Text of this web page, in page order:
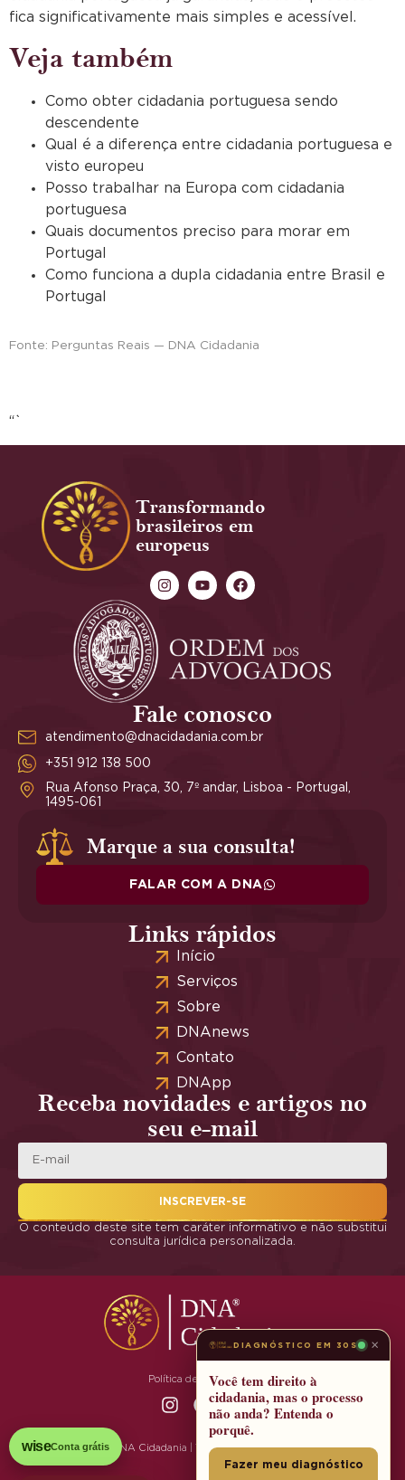
fica significativamente mais simples e acessível.
Veja também
Como obter cidadania portuguesa sendo
descendente
Qual é a diferença entre cidadania portuguesa e
visto europeu
Posso trabalhar na Europa com cidadania
portuguesa
Quais documentos preciso para morar em
Portugal
Como funciona a dupla cidadania entre Brasil e
Portugal
Fonte: Perguntas Reais — DNA Cidadania
“`
Transformando
brasileiros em
europeus
Fale conosco
atendimento@dnacidadania.com.br
+351 912 138 500
Rua Afonso Praça, 30, 7º andar, Lisboa - Portugal,
1495-061
Marque a sua consulta!
FALAR COM A DNA
Links rápidos
Início
Serviços
Sobre
DNAnews
Contato
DNApp
Receba novidades e artigos no
seu e-mail
INSCREVER-SE
O conteúdo deste site tem caráter informativo e não substitui
consulta jurídica personalizada.
© 2025 DNA Cidadania | Todos os Direitos Reservados
Política de Privacidade
DIAGNÓSTICO EM 30S ×
Você tem direito à
cidadania, mas o processo
não anda? Entenda o
porquê.
Fazer meu diagnóstico
wiseConta grátis